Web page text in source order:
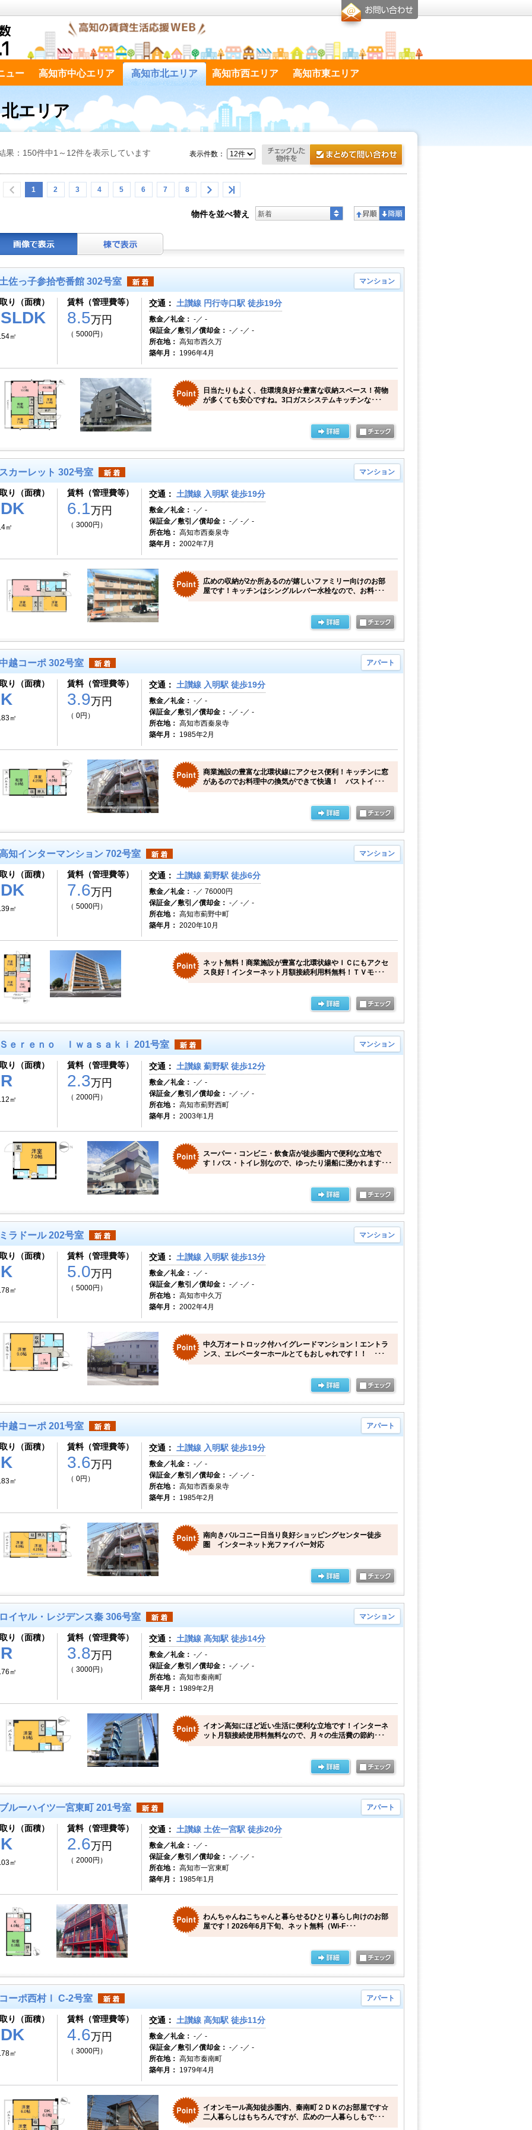
ュー 高知市中心エリア 高知市北エリア 高知市西エリア 高知市東エリア
エリア
果：150件中1～12件を表示しています
1 2 3 4 5 6 7 8
表示件数：
物件を並べ替え 新着
佐っ子参拾壱番館 302号室 マンション
り（面積）
㎡
賃料（管理費等）
8.5万円
（ 5000円）
交通： 土讃線 円行寺口駅 徒歩19分
敷金／礼金： -／ -
保証金／敷引／償却金： -／ -／ -
所在地： 高知市西久万
築年月： 1996年4月
日当たりもよく、住環境良好☆豊富な収納スペース！荷物
が多くても安心ですね。3口ガスシステムキッチンな･･･
カーレット 302号室 マンション
り（面積）
㎡
賃料（管理費等）
6.1万円
（ 3000円）
交通： 土讃線 入明駅 徒歩19分
敷金／礼金： -／ -
保証金／敷引／償却金： -／ -／ -
所在地： 高知市西秦泉寺
築年月： 2002年7月
広めの収納が2か所あるのが嬉しいファミリー向けのお部
屋です！キッチンはシングルレバー水栓なので、お料･･･
越コーポ 302号室 アパート
り（面積）
㎡
賃料（管理費等）
3.9万円
（ 0円）
交通： 土讃線 入明駅 徒歩19分
敷金／礼金： -／ -
保証金／敷引／償却金： -／ -／ -
所在地： 高知市西秦泉寺
築年月： 1985年2月
商業施設の豊富な北環状線にアクセス便利！キッチンに窓
があるのでお料理中の換気ができて快適！ バストイ･･･
知インターマンション 702号室 マンション
り（面積）
㎡
賃料（管理費等）
7.6万円
（ 5000円）
交通： 土讃線 薊野駅 徒歩6分
敷金／礼金： -／ 76000円
保証金／敷引／償却金： -／ -／ -
所在地： 高知市薊野中町
築年月： 2020年10月
ネット無料！商業施設が豊富な北環状線やＩＣにもアクセ
ス良好！インターネット月額接続利用料無料！ＴＶモ･･･
ｅｒｅｎｏ Ｉｗａｓａｋｉ 201号室 マンション
り（面積）
㎡
賃料（管理費等）
2.3万円
（ 2000円）
交通： 土讃線 薊野駅 徒歩12分
敷金／礼金： -／ -
保証金／敷引／償却金： -／ -／ -
所在地： 高知市薊野西町
築年月： 2003年1月
スーパー・コンビニ・飲食店が徒歩圏内で便利な立地で
す！バス・トイレ別なので、ゆったり湯船に浸かれます･･･
ラドール 202号室 マンション
り（面積）
㎡
賃料（管理費等）
5.0万円
（ 5000円）
交通： 土讃線 入明駅 徒歩13分
敷金／礼金： -／ -
保証金／敷引／償却金： -／ -／ -
所在地： 高知市中久万
築年月： 2002年4月
中久万オートロック付ハイグレードマンション！エントラ
ンス、エレベーターホールとてもおしゃれです！！ ･･･
越コーポ 201号室 アパート
り（面積）
㎡
賃料（管理費等）
3.6万円
（ 0円）
交通： 土讃線 入明駅 徒歩19分
敷金／礼金： -／ -
保証金／敷引／償却金： -／ -／ -
所在地： 高知市西秦泉寺
築年月： 1985年2月
南向きバルコニー日当り良好ショッピングセンター徒歩
圏 インターネット光ファイバー対応
イヤル・レジデンス秦 306号室 マンション
り（面積）
㎡
賃料（管理費等）
3.8万円
（ 3000円）
交通： 土讃線 高知駅 徒歩14分
敷金／礼金： -／ -
保証金／敷引／償却金： -／ -／ -
所在地： 高知市秦南町
築年月： 1989年2月
イオン高知にほど近い生活に便利な立地です！インターネ
ット月額接続使用料無料なので、月々の生活費の節約･･･
ルーハイツ一宮東町 201号室 アパート
り（面積）
㎡
賃料（管理費等）
2.6万円
（ 2000円）
交通： 土讃線 土佐一宮駅 徒歩20分
敷金／礼金： -／ -
保証金／敷引／償却金： -／ -／ -
所在地： 高知市一宮東町
築年月： 1985年1月
わんちゃんねこちゃんと暮らせるひとり暮らし向けのお部
屋です！2026年6月下旬、ネット無料（Wi-F･･･
ーポ西村Ⅰ C-2号室 アパート
り（面積）
㎡
賃料（管理費等）
4.6万円
（ 3000円）
交通： 土讃線 高知駅 徒歩11分
敷金／礼金： -／ -
保証金／敷引／償却金： -／ -／ -
所在地： 高知市秦南町
築年月： 1979年4月
イオンモール高知徒歩圏内、秦南町２ＤＫのお部屋です☆
二人暮らしはもちろんですが、広めの一人暮らしもで･･･